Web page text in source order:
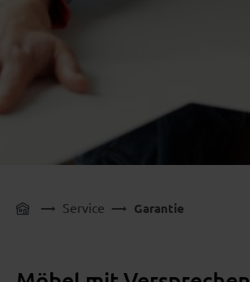
Service Garantie